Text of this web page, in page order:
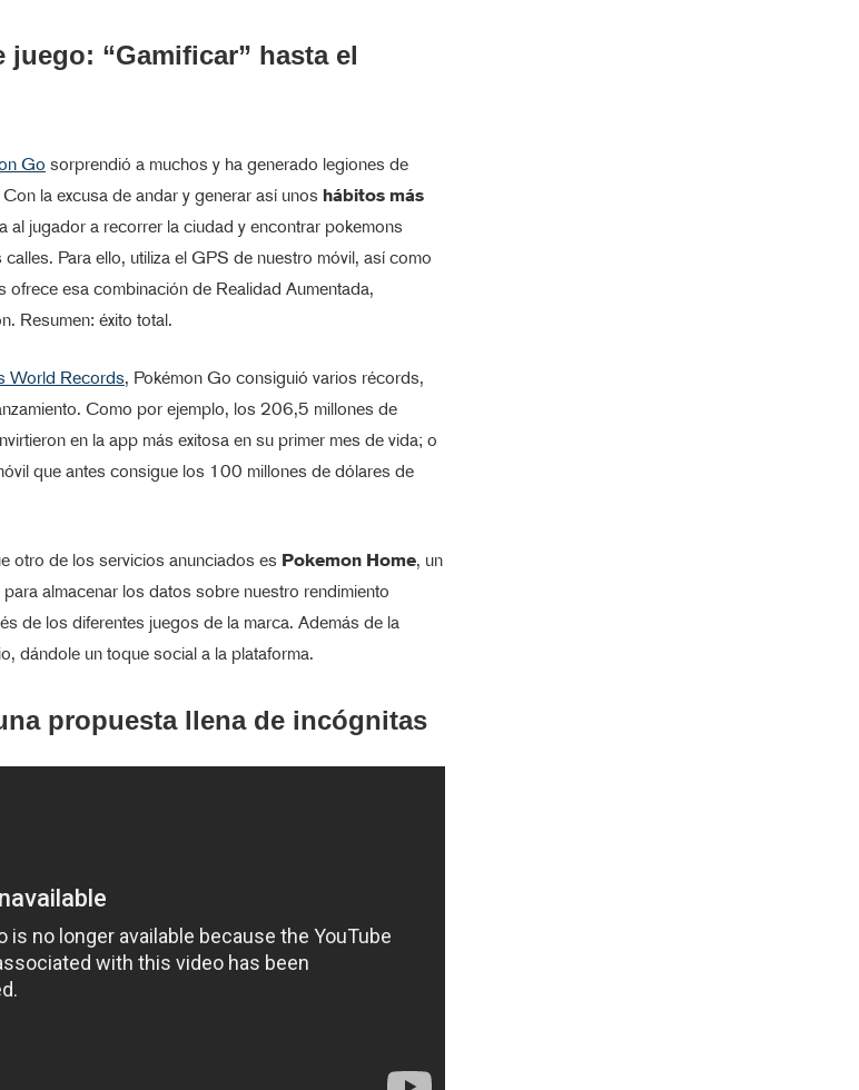
juego: “Gamificar” hasta el
Go sorprendió a muchos y ha generado legiones de
la excusa de andar y generar así unos hábitos más
al jugador a recorrer la ciudad y encontrar pokemons
Para ello, utiliza el GPS de nuestro móvil, así como
ofrece esa combinación de Realidad Aumentada,
Resumen: éxito total.
World Records, Pokémon Go consiguió varios récords,
Como por ejemplo, los 206,5 millones de
en la app más exitosa en su primer mes de vida; o
que antes consigue los 100 millones de dólares de
otro de los servicios anunciados es Pokemon Home, un
almacenar los datos sobre nuestro rendimiento
de los diferentes juegos de la marca. Además de la
dándole un toque social a la plataforma.
propuesta llena de incógnitas